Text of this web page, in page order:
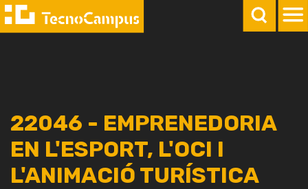
22046 - EMPRENEDORIA
EN L'ESPORT, L'OCI I
L'ANIMACIÓ TURÍSTICA